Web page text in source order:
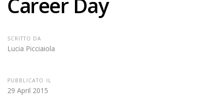
SCRITTO DA
Lucia Picciaiola
PUBBLICATO IL
29 April 2015